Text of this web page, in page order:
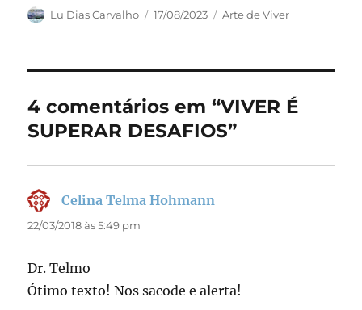
c
b
o
o
k
st
d
o
n
ai a
Autor
Lu Dias Carvalho
Publicado
17/08/2023 Categorias
Arte de Viver
4 comentários em “VIVER É
SUPERAR DESAFIOS”
Celina Telma Hohmann
22/03/2018 às 5:49 pm
Dr. Telmo
Ótimo texto! Nos sacode e alerta!